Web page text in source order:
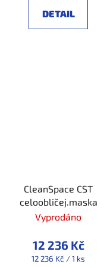
DETAIL
CleanSpace CST
celoobličej.maska
Vyprodáno
12 236 Kč
Měrná
12 236 Kč / 1 ks